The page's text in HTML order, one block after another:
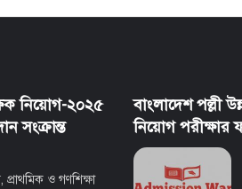
নিয়োগ-২০২৫
সংক্রান্ত
প্রাথমিক ও গণশিক্ষা
বাংলাদেশ পল্লী
নিয়োগ পরীক্ষার